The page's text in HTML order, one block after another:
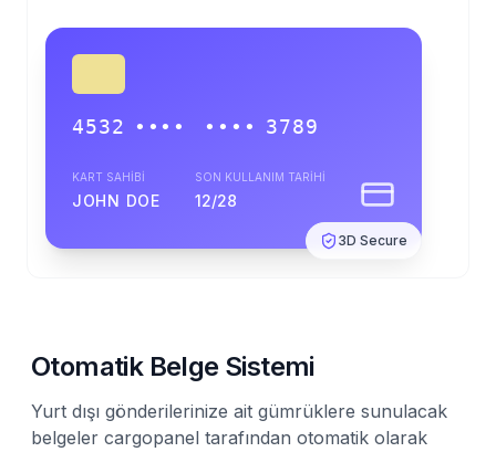
4532 •••• •••• 3789
KART SAHİBİ
JOHN DOE
SON KULLANIM TARİHİ
12/28
3D Secure
Otomatik Belge Sistemi
Yurt dışı gönderilerinize ait gümrüklere sunulacak
belgeler cargopanel tarafından otomatik olarak